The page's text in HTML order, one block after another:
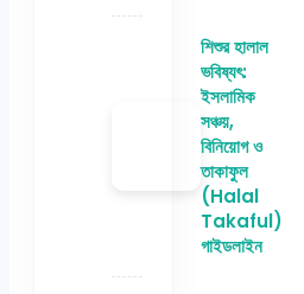
শিশুর হালাল
ভবিষ্যৎ:
ইসলামিক
সঞ্চয়,
বিনিয়োগ ও
তাকাফুল
(Halal
Takaful)
গাইডলাইন